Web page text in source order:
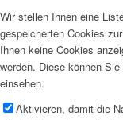
Wir stellen Ihnen eine
gespeicherten Cookies
Ihnen keine Cookies
werden. Diese können
einsehen.
Aktivieren, damit die